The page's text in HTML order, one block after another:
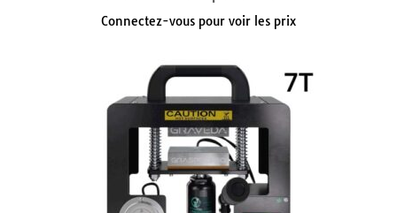
Connectez-vous pour voir les prix